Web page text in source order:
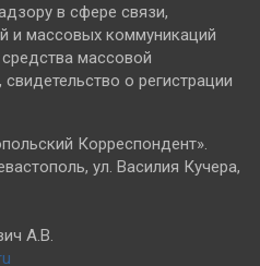
в сфере связи,
и массовых коммуникаций
массовой
о регистрации
Корреспондент».
ул. Василия Кучера,
А.В.